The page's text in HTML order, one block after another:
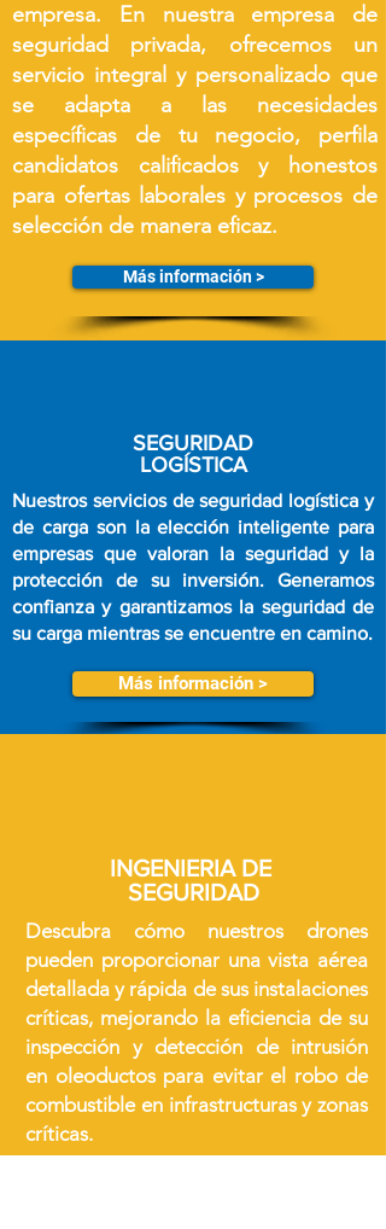
empresa. En nuestra empresa de
seguridad privada, ofrecemos un
servicio integral y personalizado que
se adapta a las necesidades
específicas de tu negocio, perfila
candidatos calificados y honestos
para ofertas laborales y procesos de
selección de manera eficaz.
Más información >
SEGURIDAD
LOGÍSTICA
Nuestros servicios de seguridad logística y
de carga son la elección inteligente para
empresas que valoran la seguridad y la
protección de su inversión. Generamos
confianza y garantizamos la seguridad de
su carga mientras se encuentre en camino.
Más información >
INGENIERIA DE
SEGURIDAD
Descubra cómo nuestros drones
pueden proporcionar una vista aérea
detallada y rápida de sus instalaciones
críticas, mejorando la eficiencia de su
inspección y detección de intrusión
en oleoductos para evitar el robo de
combustible en infrastructuras y zonas
críticas.